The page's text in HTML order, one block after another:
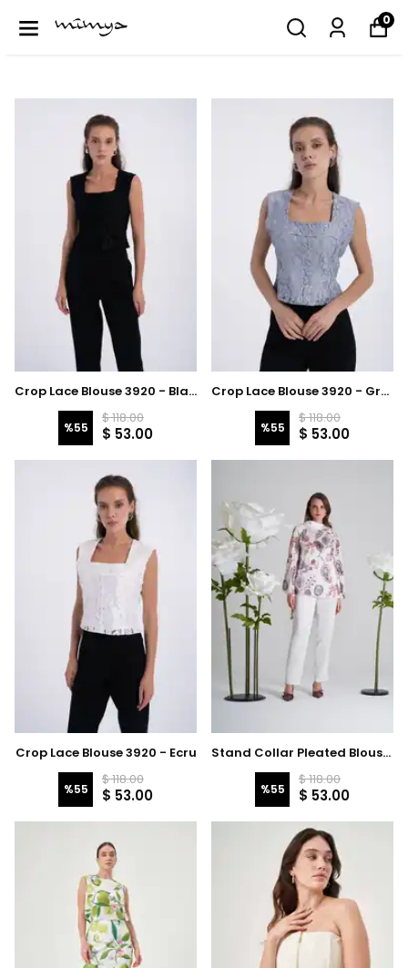
0
Crop Lace Blouse 3920 - Black
%55
$ 118.00
$ 53.00
Crop Lace Blouse 3920 - Grey
%55
$ 118.00
$ 53.00
Crop Lace Blouse 3920 - Ecru
%55
$ 118.00
$ 53.00
Stand Collar Pleated Blouse 3916
%55
$ 118.00
$ 53.00